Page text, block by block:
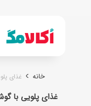
خانه غذای
غذای پلویی با